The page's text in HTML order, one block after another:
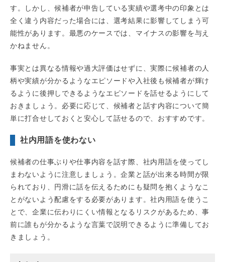
す。しかし、候補者が申告している実績や選考中の印象とは
全く違う内容だった場合には、選考結果に影響してしまう可
能性があります。最悪のケースでは、マイナスの影響を与え
かねません。
事実とは異なる情報や過大評価はせずに、実際に候補者の人
柄や実績が分かるようなエピソードや入社後も候補者が輝け
るように後押しできるようなエピソードを話せるようにして
おきましょう。必要に応じて、候補者と話す内容について簡
単に打合せしておくと安心して話せるので、おすすめです。
社内用語を使わない
候補者の仕事ぶりや仕事内容を話す際、社内用語を使ってし
まわないように注意しましょう。企業と話が出来る時間が限
られており、円滑に話を伝えるためにも疑問を抱くようなこ
とがないよう配慮をする必要があります。社内用語を使うこ
とで、企業に伝わりにくい情報となるリスクがあるため、事
前に誰もが分かるような言葉で説明できるように準備してお
きましょう。